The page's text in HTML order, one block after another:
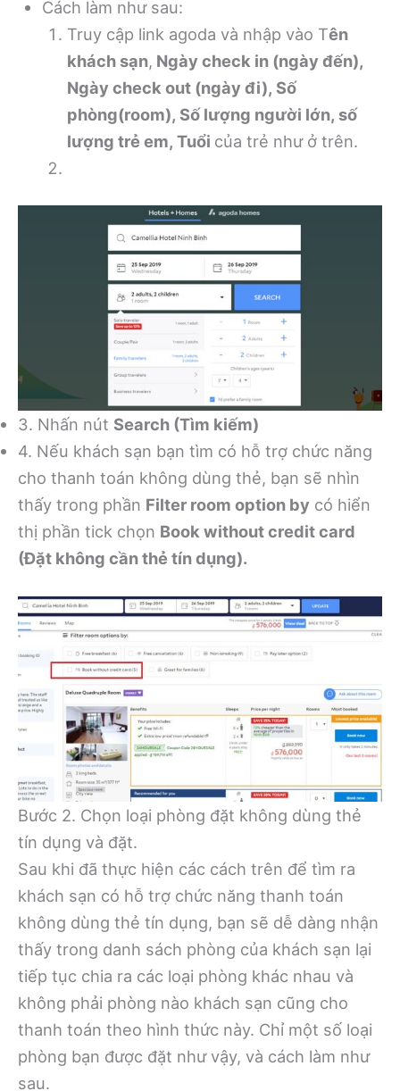
Cách làm như sau:
Truy cập link agoda và nhập vào Tên
khách sạn, Ngày check in (ngày đến),
Ngày check out (ngày đi), Số
phòng(room), Số lượng người lớn, số
lượng trẻ em, Tuổi của trẻ như ở trên.
3. Nhấn nút Search (Tìm kiếm)
4. Nếu khách sạn bạn tìm có hỗ trợ chức năng
cho thanh toán không dùng thẻ, bạn sẽ nhìn
thấy trong phần Filter room option by có hiển
thị phần tick chọn Book without credit card
(Đặt không cần thẻ tín dụng).
Bước 2. Chọn loại phòng đặt không dùng thẻ
tín dụng và đặt.
Sau khi đã thực hiện các cách trên để tìm ra
khách sạn có hỗ trợ chức năng thanh toán
không dùng thẻ tín dụng, bạn sẽ dễ dàng nhận
thấy trong danh sách phòng của khách sạn lại
tiếp tục chia ra các loại phòng khác nhau và
không phải phòng nào khách sạn cũng cho
thanh toán theo hình thức này. Chỉ một số loại
phòng bạn được đặt như vậy, và cách làm như
sau.